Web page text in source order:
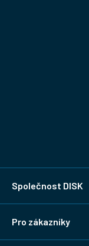
Společnost DISK
Pro zákazníky